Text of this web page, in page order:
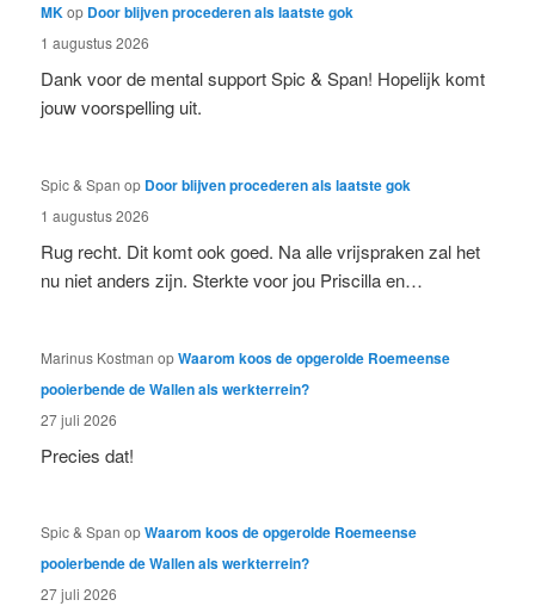
MKop Door blijven procederen als laatste gok
1 augustus 2026
Dank voor de mental support Spic & Span! Hopelijk komt
jouw voorspelling uit.
Spic & Span op Door blijven procederen als laatste gok
1 augustus 2026
Rug recht. Dit komt ook goed. Na alle vrijspraken zal het
nu niet anders zijn. Sterkte voor jou Priscilla en…
Marinus Kostman opWaarom koos de opgerolde Roemeense
pooierbende de Wallen als werkterrein?
27 juli 2026
Precies dat!
Spic & Span opWaarom koos de opgerolde Roemeense
pooierbende de Wallen als werkterrein?
27 juli 2026